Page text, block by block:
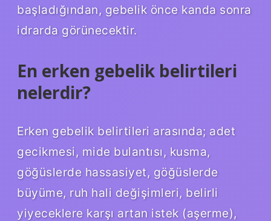
başladığından, gebelik önce kanda sonra
idrarda görünecektir.
En erken gebelik belirtileri
nelerdir?
Erken gebelik belirtileri arasında; adet
gecikmesi, mide bulantısı, kusma,
göğüslerde hassasiyet, göğüslerde
büyüme, ruh hali değişimleri, belirli
yiyeceklere karşı artan istek (aşerme),